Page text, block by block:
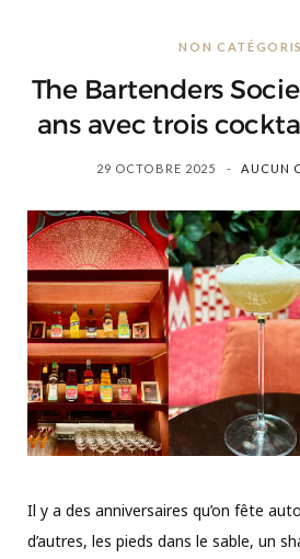
NON
The Bartenders
ans avec trois
29 OCTOBRE 2025 AUCUN
Il y a des anniversaires qu’on fête
d’autres, les pieds dans le sable, un